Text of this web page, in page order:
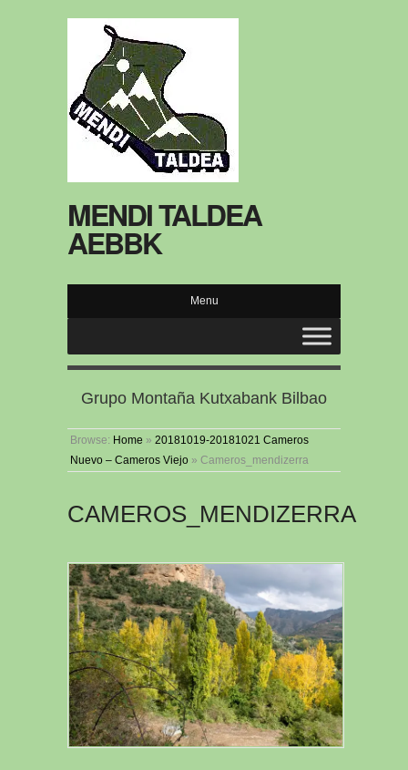
MENDI TALDEA
AEBBK
Menu
Grupo Montaña Kutxabank Bilbao
Browse: Home » 20181019-20181021 Cameros
Nuevo – Cameros Viejo » Cameros_mendizerra
CAMEROS_MENDIZERRA